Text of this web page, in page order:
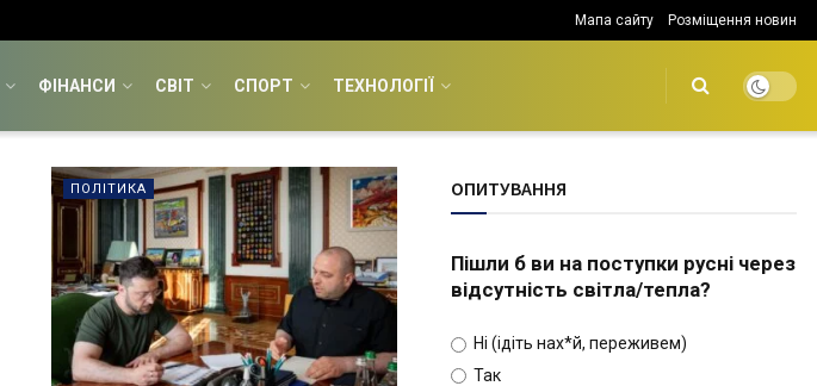
Мапа сайту Розміщення новин
ФІНАНСИ СВІТ СПОРТ ТЕХНОЛОГІЇ
ПОЛІТИКА ОПИТУВАННЯ
Пішли б ви на поступки русні через
відсутність світла/тепла?
Ні (ідіть нах*й, переживем)
Так